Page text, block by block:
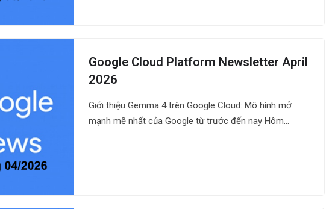
Google Cloud Platform Newsletter April
2026
Giới thiệu Gemma 4 trên Google Cloud: Mô hình mở
mạnh mẽ nhất của Google từ trước đến nay Hôm…